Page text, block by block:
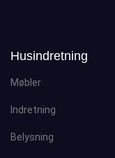
Husindretning
Møbler
Indretning
Belysning